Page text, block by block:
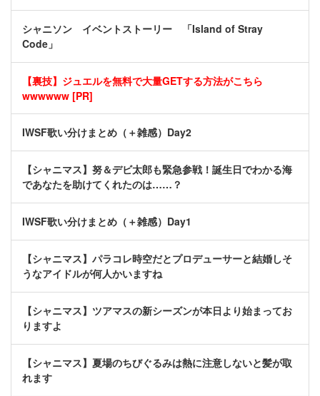
シャニソン イベントストーリー 「Island of Stray
Code」
【裏技】ジュエルを無料で大量GETする方法がこちら
wwwwww [PR]
IWSF歌い分けまとめ（＋雑感）Day2
【シャニマス】努＆デビ太郎も緊急参戦！誕生日でわかる海
であなたを助けてくれたのは……？
IWSF歌い分けまとめ（＋雑感）Day1
【シャニマス】パラコレ時空だとプロデューサーと結婚しそ
うなアイドルが何人かいますね
【シャニマス】ツアマスの新シーズンが本日より始まってお
りますよ
【シャニマス】夏場のちびぐるみは熱に注意しないと髪が取
れます